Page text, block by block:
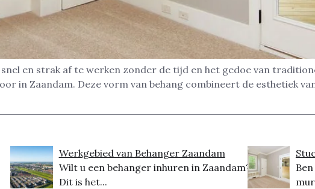
en strak af te werken zonder de tijd en het gedoe van
in Zaandam. Deze vorm van behang combineert de esthetiek
Werkgebied van Behanger Zaandam
Wilt u een behanger inhuren in Zaandam?
Dit is het...